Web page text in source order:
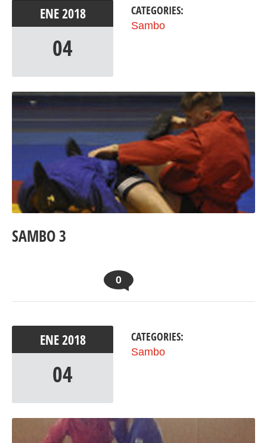
ENE2018
04
CATEGORIES:
Sambo
SAMBO 3
0
ENE2018
04
CATEGORIES:
Sambo